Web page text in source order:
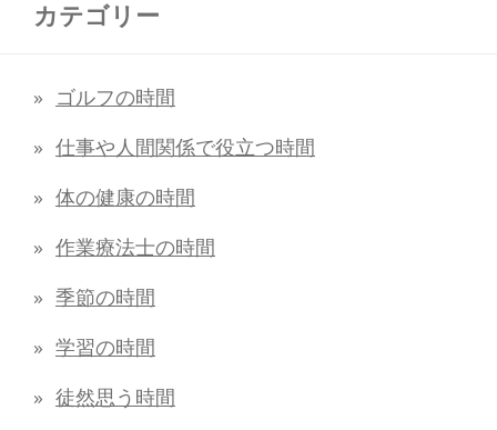
カテゴリー
ゴルフの時間
仕事や人間関係で役立つ時間
体の健康の時間
作業療法士の時間
季節の時間
学習の時間
徒然思う時間